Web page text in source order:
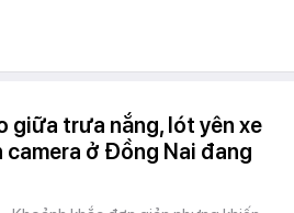
giữa trưa nắng, lót yên xe
ở Đồng Nai đang